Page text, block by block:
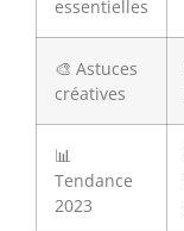
essentielles
🎨 Astuces
créatives
📊
Tendance
2023